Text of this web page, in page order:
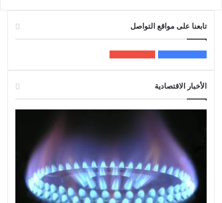
تابعنا على مواقع التواصل
الأخبار الاقتصادية